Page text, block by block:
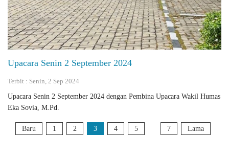
Upacara Senin 2 September 2024
Terbit : Senin, 2 Sep 2024
Upacara Senin 2 September 2024 dengan Pembina Upacara Wakil Humas
Eka Sovia, M.Pd.
Baru 1 2 3 4 5 7 Lama